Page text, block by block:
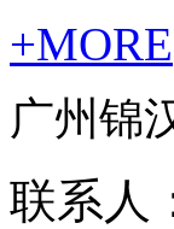
+MORE
广州锦
联系